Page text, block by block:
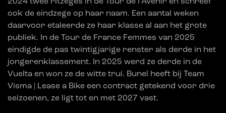
ook de eindzege op haar naam. Een aantal weken
daarvoor etaleerde ze haar klasse al aan het grote
publiek. In de Tour de France Femmes van 2025
eindigde de pas twintigjarige renster als derde in het
jongerenklassement. In 2025 werd ze derde in de
Vuelta en won ze de witte trui. Bunel heeft bij Team
Visma | Lease a Bike een contract getekend voor drie
seizoenen, ze ligt tot en met 2027 vast.